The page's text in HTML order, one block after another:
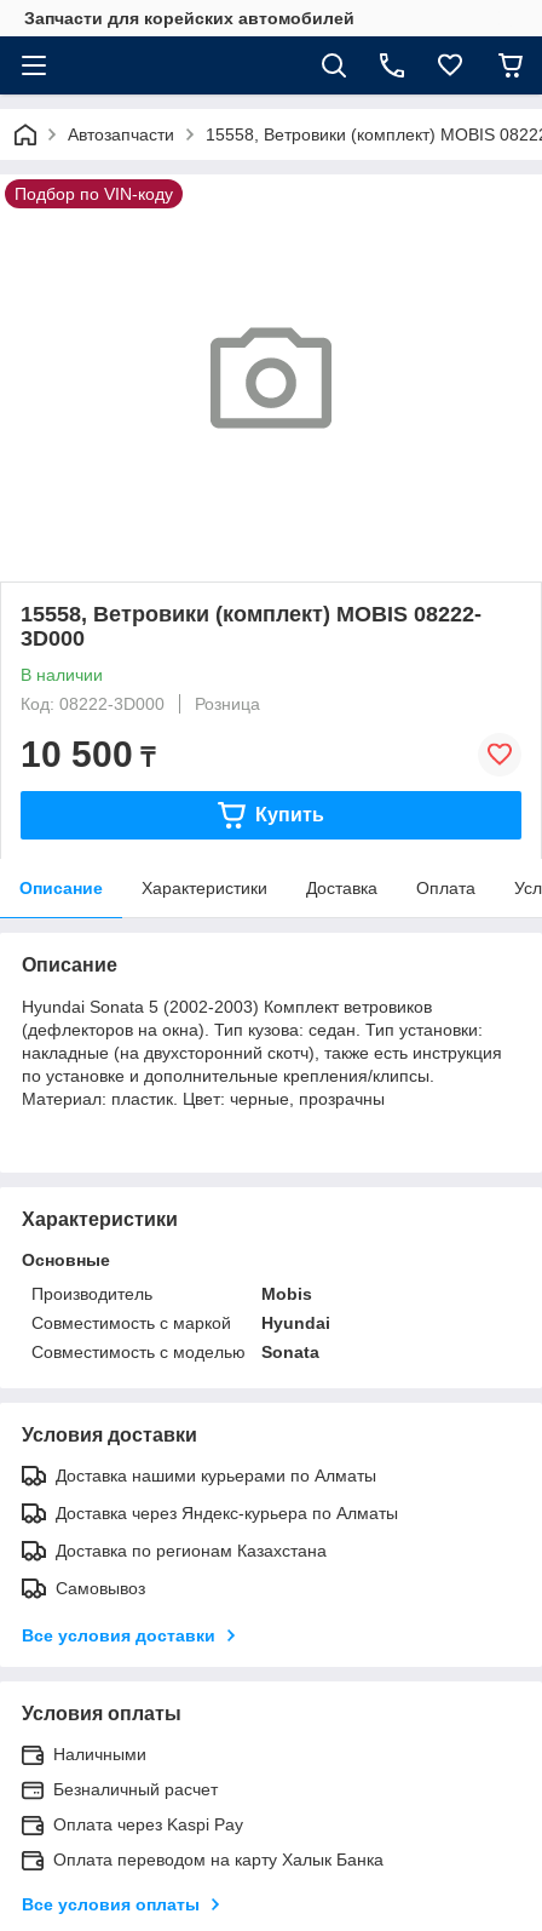
Запчасти для корейских автомобилей
Автозапчасти 15558, Ветровики (комплект) MOBIS
Подбор по VIN-коду
15558, Ветровики (комплект) MOBIS 08222-
3D000
В наличии
Код: 08222-3D000
Розница
10 500 ₸
Купить
Описание Характеристики Доставка Оплата
Описание
Hyundai Sonata 5 (2002-2003) Комплект ветровиков
(дефлекторов на окна). Тип кузова: седан. Тип установки:
накладные (на двухсторонний скотч), также есть инструкция
по установке и дополнительные крепления/клипсы.
Материал: пластик. Цвет: черные, прозрачны
Характеристики
Основные
Производитель
Mobis
Совместимость с маркой
Hyundai
Совместимость с моделью
Sonata
Условия доставки
Доставка нашими курьерами по Алматы
Доставка через Яндекс-курьера по Алматы
Доставка по регионам Казахстана
Самовывоз
Все условия доставки
Условия оплаты
Наличными
Безналичный расчет
Оплата через Kaspi Pay
Оплата переводом на карту Халык Банка
Все условия оплаты